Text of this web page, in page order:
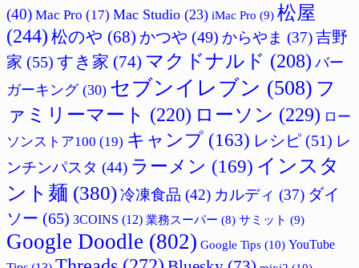
(40) Mac Pro (17) Mac Studio (23) iMac Pro (9) 松屋
(244) 松のや (68) かつや (49) からやま (37)吉野
家 (55) すき家 (74) マクドナルド (208) バー
ガーキング(30) セブンイレブン (508) フ
ァミリーマート (220) ローソン (229) ロー
ソンストア100 (19) キャンプ (163) レシピ (51) レ
ンチンパスタ (44) ラーメン (169) インスタ
ント麺 (380)冷凍食品 (42) カルディ (37) ダイ
ソー (65) 3COINS (12) 業務スーパー (8) サミット (9)
Google Doodle (802) Google Tips (10) YouTube